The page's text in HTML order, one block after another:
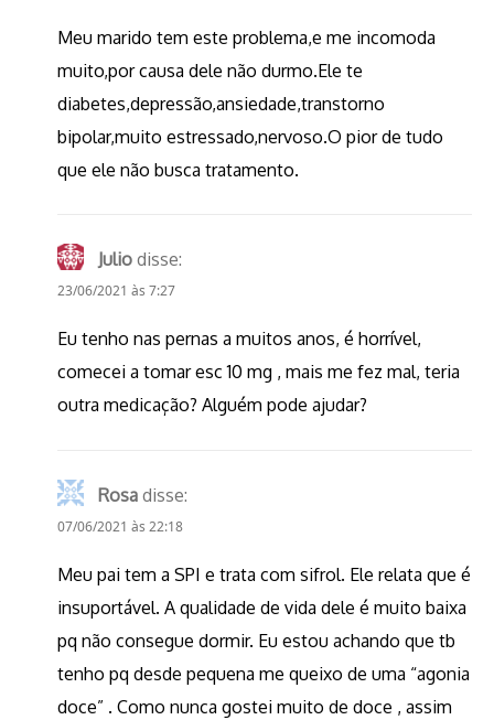
Meu marido tem este problema,e me incomoda
muito,por causa dele não durmo.Ele te
diabetes,depressão,ansiedade,transtorno
bipolar,muito estressado,nervoso.O pior de tudo
que ele não busca tratamento.
Julio disse:
23/06/2021 às 7:27
Eu tenho nas pernas a muitos anos, é horrível,
comecei a tomar esc 10 mg , mais me fez mal, teria
outra medicação? Alguém pode ajudar?
Rosa disse:
07/06/2021 às 22:18
Meu pai tem a SPI e trata com sifrol. Ele relata que é
insuportável. A qualidade de vida dele é muito baixa
pq não consegue dormir. Eu estou achando que tb
tenho pq desde pequena me queixo de uma “agonia
doce” . Como nunca gostei muito de doce , assim